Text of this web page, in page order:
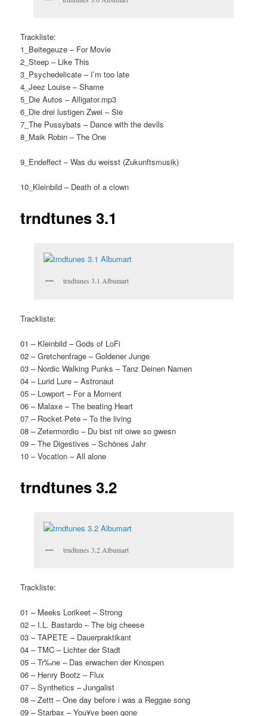
Trackliste:
1_Beitegeuze – For Movie
2_Steep – Like This
3_Psychedelicate – I’m too late
4_Jeez Louise – Shame
5_Die Autos – Alligator.mp3
6_Die drei lustigen Zwei – Sie
7_The Pussybats – Dance with the devils
8_Maik Robin – The One
9_Endeffect – Was du weisst (Zukunftsmusik)
10_Kleinbild – Death of a clown
trndtunes 3.1
trndtunes 3.1 Albumart
Trackliste:
01 – Kleinbild – Gods of LoFi
02 – Gretchenfrage – Goldener Junge
03 – Nordic Walking Punks – Tanz Deinen Namen
04 – Lurid Lure – Astronaut
05 – Lowport – For a Moment
06 – Malaxe – The beating Heart
07 – Rocket Pete – To the living
08 – Zetermordio – Du bist nit oiwe so gwesn
09 – The Digestives – Schönes Jahr
10 – Vocation – All alone
trndtunes 3.2
trndtunes 3.2 Albumart
Trackliste:
01 – Meeks Lorikeet – Strong
02 – I.L. Bastardo – The big cheese
03 – TAPETE – Dauerpraktikant
04 – TMC – Lichter der Stadt
05 – Tr‰ne – Das erwachen der Knospen
06 – Henry Bootz – Flux
07 – Synthetics – Jungalist
08 – Zettt – One day before i was a Reggae song
09 – Starbax – You¥ve been gone